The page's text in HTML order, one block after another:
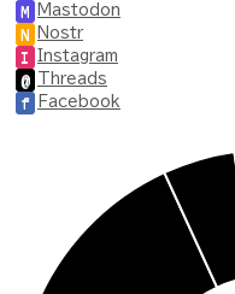
M Mastodon
N Nostr
I Instagram
@ Threads
f Facebook